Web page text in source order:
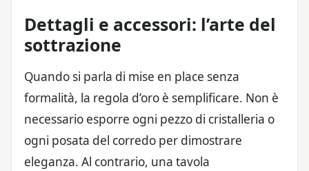
Dettagli e accessori: l’arte del
sottrazione
Quando si parla di mise en place senza
formalità, la regola d’oro è semplificare. Non è
necessario esporre ogni pezzo di cristalleria o
ogni posata del corredo per dimostrare
eleganza. Al contrario, una tavola